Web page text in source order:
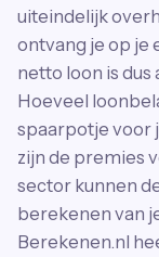
uiteindelijk
ontvang je op je
netto loon is dus
Hoeveel
spaarpotje voor
zijn de premies
sector kunnen
berekenen van
Berekenen.nl